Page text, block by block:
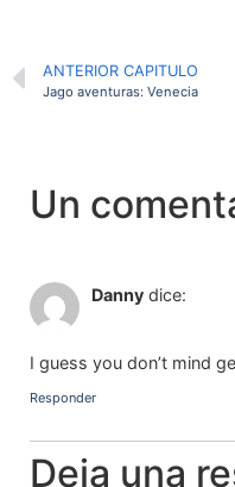
ANTERIOR CAPITULO
Jago aventuras: Venecia
Un
Danny dice:
I guess you don’t mind
Responder
Deja una